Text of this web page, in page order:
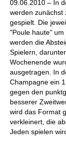
09.06.2010 – In
werden zunächst
gespielt. Die
"Poule haute"
werden die
Spielern,
Wochenende
ausgetragen. In
Champagne ein
gegen den
besserer
wird das Format
verkleinert, die
Jeden spielen